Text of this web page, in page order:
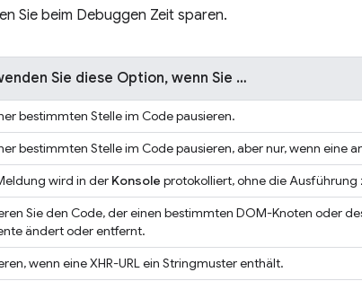
Sie beim Debuggen Zeit sparen.
Sie diese Option, wenn Sie …
bestimmten Stelle im Code pausieren.
bestimmten Stelle im Code pausieren, aber nur, wenn eine
wird in der Konsole protokolliert, ohne die Ausführung
Sie den Code, der einen bestimmten DOM-Knoten oder
ändert oder entfernt.
wenn eine XHR-URL ein Stringmuster enthält.